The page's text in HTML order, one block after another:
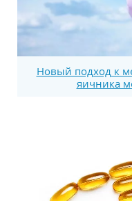
Новый подход к
яичника